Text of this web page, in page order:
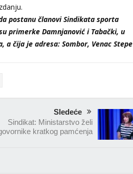
postanu članovi Sindikata sporta
primerke Damnjanović i Tabački, u
a čija je adresa: Sombor, Venac Stepe
Sledeće
Sindikat: Ministarstvo želi
kratkog pamćenja